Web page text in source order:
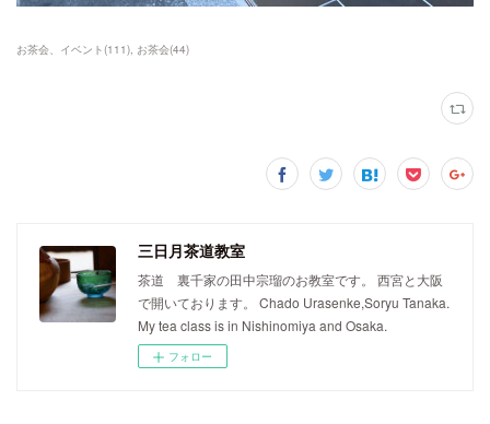
お茶会、イベント(111) お茶会(44)
三日月茶道教室
茶道 裏千家の田中宗瑠のお教室です。 西宮と大阪
で開いております。 Chado Urasenke,Soryu Tanaka.
My tea class is in Nishinomiya and Osaka.
フォロー